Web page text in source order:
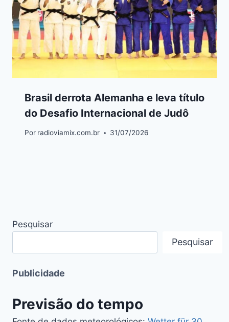
Brasil derrota Alemanha e leva título
do Desafio Internacional de Judô
Por radioviamix.com.br 31/07/2026
Pesquisar
Pesquisar
Publicidade
Previsão do tempo